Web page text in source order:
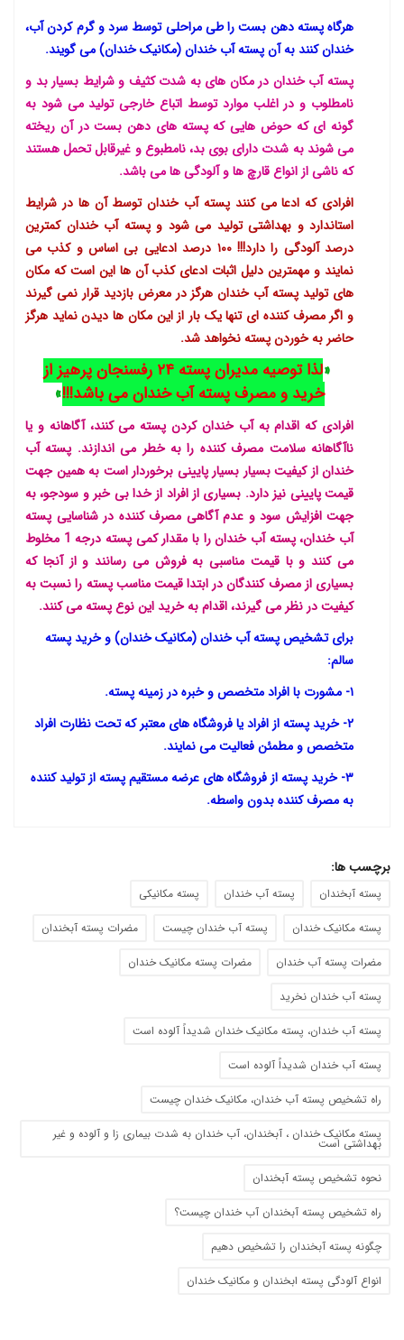
هرگاه پسته دهن بست را طی مراحلی توسط سرد و گرم کردن آب،
خندان کنند به آن پسته آب خندان (مکانیک خندان) می گویند.
پسته آب خندان در مکان های به شدت کثیف و شرایط بسیار بد و
نامطلوب و در اغلب موارد توسط اتباع خارجی تولید می شود به
گونه ای که حوض هایی که پسته های دهن بست در آن ریخته
می شوند به شدت دارای بوی بد، نامطبوع و غیرقابل تحمل هستند
که ناشی از انواع قارچ ها و آلودگی ها می باشد.
افرادی که ادعا می کنند پسته آب خندان توسط آن ها در شرایط
استاندارد و بهداشتی تولید می شود و پسته آب خندان کمترین
درصد آلودگی را دارد!!! ۱۰۰ درصد ادعایی بی اساس و کذب می
نمایند و مهمترین دلیل اثبات ادعای کذب آن ها این است که مکان
های تولید پسته آب خندان هرگز در معرض بازدید قرار نمی گیرند
و اگر مصرف کننده ای تنها یک بار از این مکان ها دیدن نماید هرگز
حاضر به خوردن پسته نخواهد شد.
«
لذا توصیه مدیران پسته ۲۴ رفسنجان پرهیز از
خرید و مصرف پسته آب خندان می باشد!!!»
افرادی که اقدام به آب خندان کردن پسته می کنند، آگاهانه و یا
ناآگاهانه سلامت مصرف کننده را به خطر می اندازند. پسته آب
خندان از کیفیت بسیار بسیار پایینی برخوردار است به همین جهت
قیمت پایینی نیز دارد. بسیاری از افراد از خدا بی خبر و سودجو، به
جهت افزایش سود و عدم آگاهی مصرف کننده در شناسایی پسته
آب خندان، پسته آب خندان را با مقدار کمی پسته درجه 1 مخلوط
می کنند و با قیمت مناسبی به فروش می رسانند و از آنجا که
بسیاری از مصرف کنندگان در ابتدا قیمت مناسب پسته را نسبت به
کیفیت در نظر می گیرند، اقدام به خرید این نوع پسته می کنند.
برای تشخیص پسته آب خندان (مکانیک خندان) و خرید پسته
سالم:
۱- مشورت با افراد متخصص و خبره در زمینه پسته.
۲- خرید پسته از افراد یا فروشگاه های معتبر که تحت نظارت افراد
متخصص و مطمئن فعالیت می نمایند.
۳- خرید پسته از فروشگاه های عرضه مستقیم پسته از تولید کننده
به مصرف کننده بدون واسطه.
برچسب ها:
پسته آبخندان پسته آب خندان
پسته مکانیکی
پسته مکانیک خندان
پسته آب خندان چیست
مضرات پسته آبخندان
مضرات پسته آب خندان
مضرات پسته مکانیک خندان
پسته آب خندان نخرید
پسته آب خندان، پسته مکانیک خندان شدیداً آلوده است
پسته آب خندان شدیداً آلوده است
راه تشخیص پسته آب خندان، مکانیک خندان چیست
پسته مکانیک خندان ، آبخندان، آب خندان به شدت بیماری زا و آلوده و غیر
بهداشتی است
نحوه تشخیص پسته آبخندان
راه تشخیص پسته آبخندان آب خندان چیست؟
چگونه پسته آبخندان را تشخیص دهیم
انواع آلودگی پسته ابخندان و مکانیک خندان